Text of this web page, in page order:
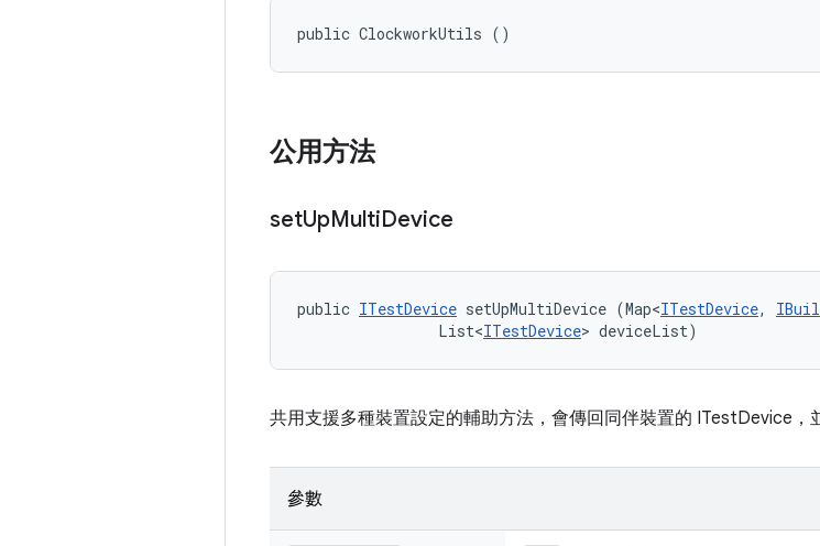
public ClockworkUtils ()
公用方法
setUpMultiDevice
public ITestDevice setUpMultiDevice (Map<ITestDevice,
                List<
ITestDevice> deviceList)
共用支援多種裝置設定的輔助方法，會傳回同伴裝置的 ITestDevice
參數